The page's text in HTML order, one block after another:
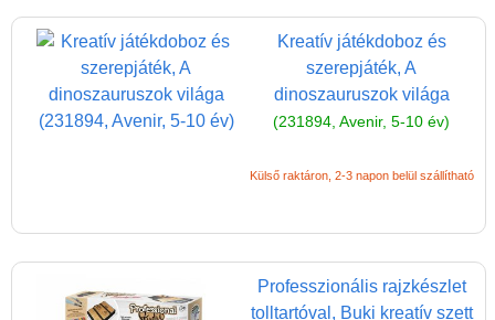
Kreatív játékdoboz és
szerepjáték, A
dinoszauruszok világa
(231894, Avenir, 5-10 év)
Külső raktáron, 2-3 napon belül szállítható
Professzionális rajzkészlet
tolltartóval, Buki kreatív szett
Miért vásárolj nálunk?
Akiket támogatunk
Garancia
vásárlás előnyei